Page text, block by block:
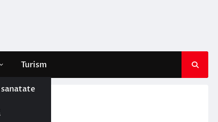
sanatate
Turism